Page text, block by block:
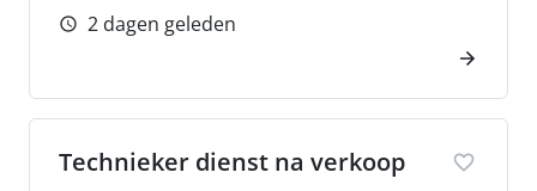
2 dagen geleden
Technieker dienst na verkoop